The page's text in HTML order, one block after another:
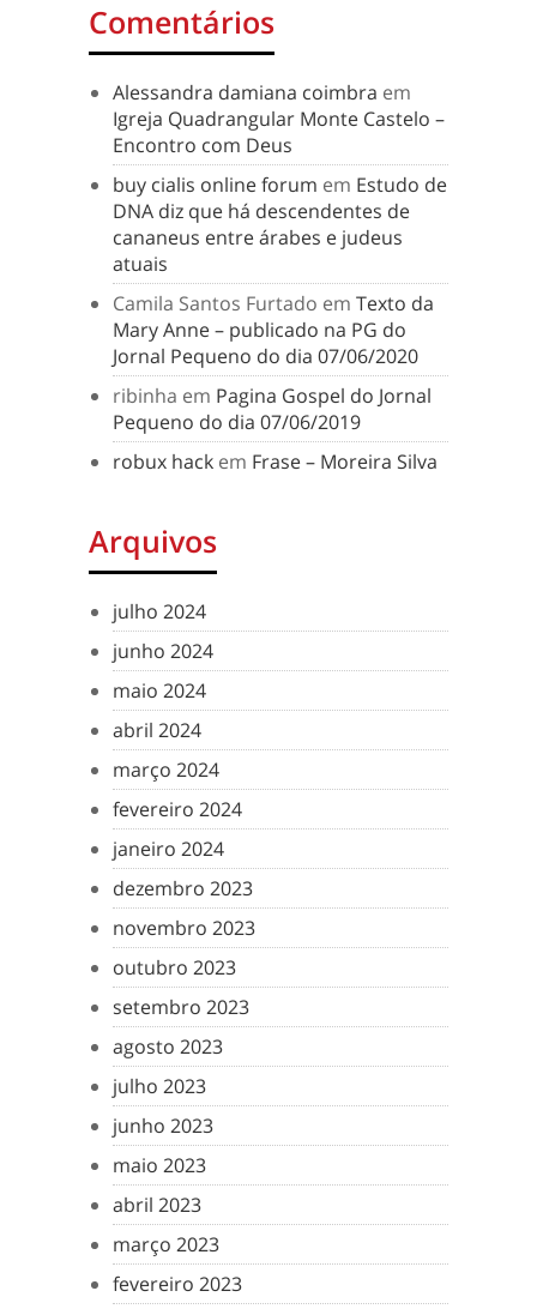
Comentários
Alessandra damiana coimbra em
Igreja Quadrangular Monte Castelo –
Encontro com Deus
buy cialis online forum em Estudo de
DNA diz que há descendentes de
cananeus entre árabes e judeus
atuais
Camila Santos Furtado em Texto da
Mary Anne – publicado na PG do
Jornal Pequeno do dia 07/06/2020
ribinha em Pagina Gospel do Jornal
Pequeno do dia 07/06/2019
robux hack em Frase – Moreira Silva
Arquivos
julho 2024
junho 2024
maio 2024
abril 2024
março 2024
fevereiro 2024
janeiro 2024
dezembro 2023
novembro 2023
outubro 2023
setembro 2023
agosto 2023
julho 2023
junho 2023
maio 2023
abril 2023
março 2023
fevereiro 2023